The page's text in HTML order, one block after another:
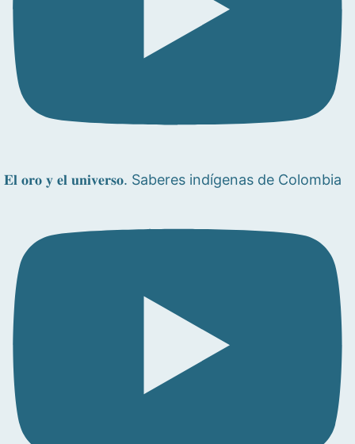
𝐄𝐥 𝐨𝐫𝐨 𝐲 𝐞𝐥 𝐮𝐧𝐢𝐯𝐞𝐫𝐬𝐨. Saberes indígenas de Colombia